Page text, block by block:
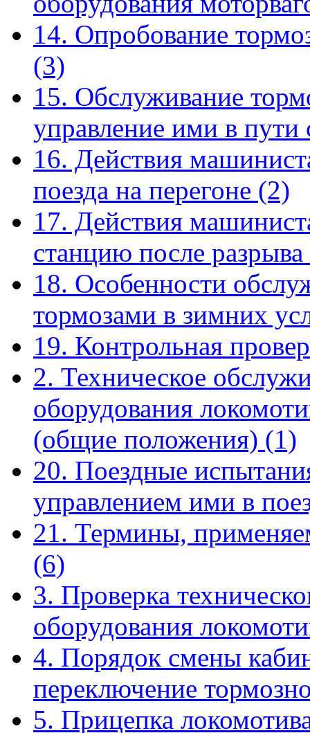
14. Опробование
(3)
15. Обслуживание
управление ими в пути
16. Действия
поезда на перегоне (2)
17. Действия
станцию после разрыва
18. Особенности
тормозами в зимних
19. Контрольная
2. Техническое
оборудования
(общие положения) (1)
20. Поездные
управлением ими в
21. Термины,
(6)
3. Проверка
оборудования
4. Порядок смены
переключение
5. Прицепка